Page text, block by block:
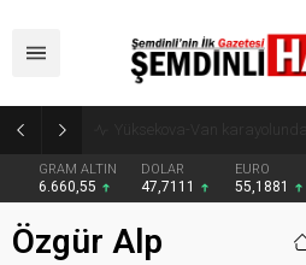
GRAM ALTIN
6.660,55
DOLAR
47,7111
EURO
55,1881
Özgür Alp